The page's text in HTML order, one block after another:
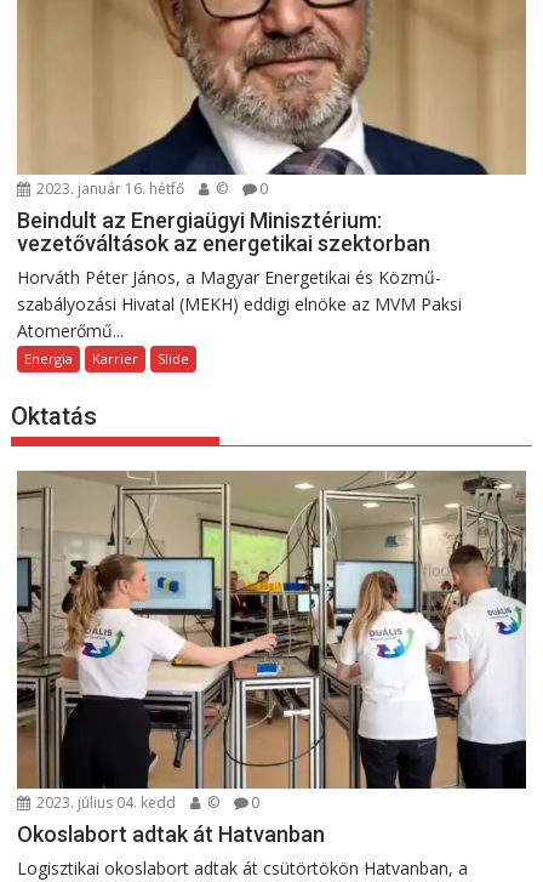
2023. január 16. hétfő © 0
Beindult az Energiaügyi Minisztérium:
vezetőváltások az energetikai szektorban
Horváth Péter János, a Magyar Energetikai és Közmű-
szabályozási Hivatal (MEKH) eddigi elnöke az MVM Paksi
Atomerőmű...
Energia Karrier Slide
Oktatás
2023. július 04. kedd © 0
Okoslabort adtak át Hatvanban
Logisztikai okoslabort adtak át csütörtökön Hatvanban, a